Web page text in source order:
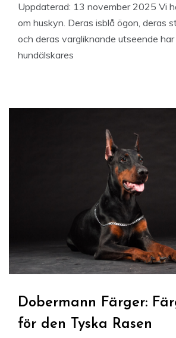
Uppdaterad: 13 november 2025 Vi
om huskyn. Deras isblå ögon, deras
och deras vargliknande utseende
hundälskares
Dobermann Färger:
för den Tyska Rasen